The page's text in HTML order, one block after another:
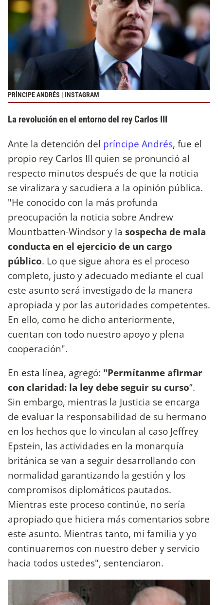
PRÍNCIPE ANDRÉS | INSTAGRAM
La revolución en el entorno del rey Carlos III
Ante la detención del príncipe Andrés, fue el
propio rey Carlos III quien se pronunció al
respecto minutos después de que la noticia
se viralizara y sacudiera a la opinión pública.
"He conocido con la más profunda
preocupación la noticia sobre Andrew
Mountbatten-Windsor y la sospecha de mala
conducta en el ejercicio de un cargo
público. Lo que sigue ahora es el proceso
completo, justo y adecuado mediante el cual
este asunto será investigado de la manera
apropiada y por las autoridades competentes.
En ello, como he dicho anteriormente,
cuentan con todo nuestro apoyo y plena
cooperación".
En esta línea, agregó: "Permítanme afirmar
con claridad: la ley debe seguir su curso”.
Sin embargo, mientras la Justicia se encarga
de evaluar la responsabilidad de su hermano
en los hechos que lo vinculan al caso Jeffrey
Epstein, las actividades en la monarquía
británica se van a seguir desarrollando con
normalidad garantizando la gestión y los
compromisos diplomáticos pautados.
Mientras este proceso continúe, no sería
apropiado que hiciera más comentarios sobre
este asunto. Mientras tanto, mi familia y yo
continuaremos con nuestro deber y servicio
hacia todos ustedes", sentenciaron.